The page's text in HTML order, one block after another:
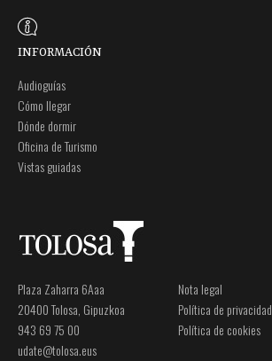
INFORMACIÓN
Audioguías
Cómo llegar
Dónde dormir
Oficina de Turismo
Vistas guiadas
Plaza Zaharra 6Aaa
20400 Tolosa, Gipuzkoa
943 69 75 00
udate@tolosa.eus
Nota legal
Política de privacidad
Política de cookies